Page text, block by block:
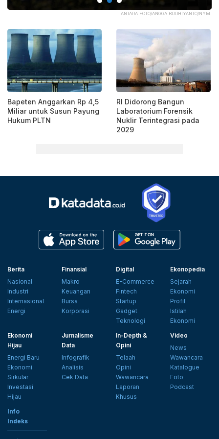
ANTARA FOTO/ANGGA BUDHIYANTO/NYM.
Bapeten Anggarkan Rp 4,5
Miliar untuk Susun Payung
Hukum PLTN
RI Didorong Bangun
Laboratorium Forensik
Nuklir Terintegrasi pada
2029
Berita
Nasional
Industri
Internasional
Energi
Finansial
Makro
Keuangan
Bursa
Korporasi
Digital
E-Commerce
Fintech
Startup
Gadget
Teknologi
Ekonopedia
Sejarah
Ekonomi
Profil
Istilah
Ekonomi
Ekonomi
Hijau
Energi Baru
Ekonomi
Sirkular
Investasi
Hijau
Jurnalisme
Data
Infografik
Analisis
Cek Data
In-Depth &
Opini
Telaah
Opini
Wawancara
Laporan
Khusus
Video
News
Wawancara
Katalogue
Foto
Podcast
Info
Indeks